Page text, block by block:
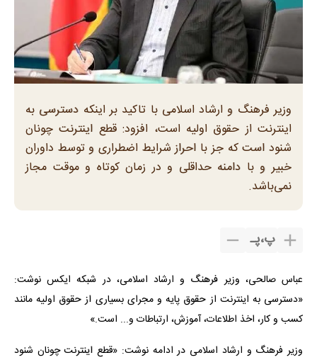
وزیر فرهنگ و ارشاد اسلامی با تاکید بر اینکه دسترسی به
اینترنت از حقوق اولیه است، افزود: قطع اینترنت چونان
شنود است که جز با احراز شرایط اضطراری و توسط داوران
خبیر و با دامنه حداقلی و در زمان کوتاه و موقت مجاز
نمی‌باشد.
پ،پـ
عباس صالحی، وزیر فرهنگ و ارشاد اسلامی، در شبکه ایکس نوشت:
«دسترسی به اینترنت از حقوق پایه و مجرای بسیاری از حقوق اولیه مانند
کسب و کار، اخذ اطلاعات، آموزش، ارتباطات و... است.»
وزیر فرهنگ و ارشاد اسلامی در ادامه نوشت: «قطع اینترنت چونان شنود